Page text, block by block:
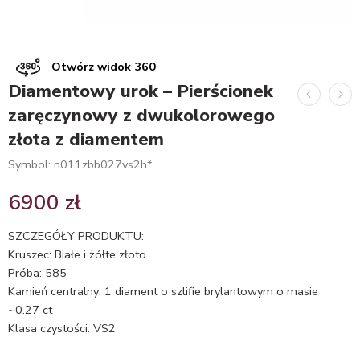
Otwórz widok 360
Diamentowy urok – Pierścionek
zaręczynowy z dwukolorowego
złota z diamentem
Symbol: n011zbb027vs2h*
6900 zł
SZCZEGÓŁY PRODUKTU:
Kruszec: Białe i żółte złoto
Próba: 585
Kamień centralny: 1 diament o szlifie brylantowym o masie
~0.27 ct
Klasa czystości: VS2